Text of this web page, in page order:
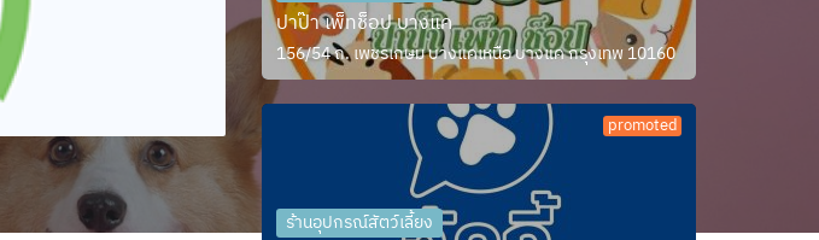
ปาป๊า เพ็ทช็อป บางแค
156/54 ถ. เพชรเกษม บางแคเหนือ บางแค กรุงเทพ 10160
promoted
ร้านอุปกรณ์สัตว์เลี้ยง